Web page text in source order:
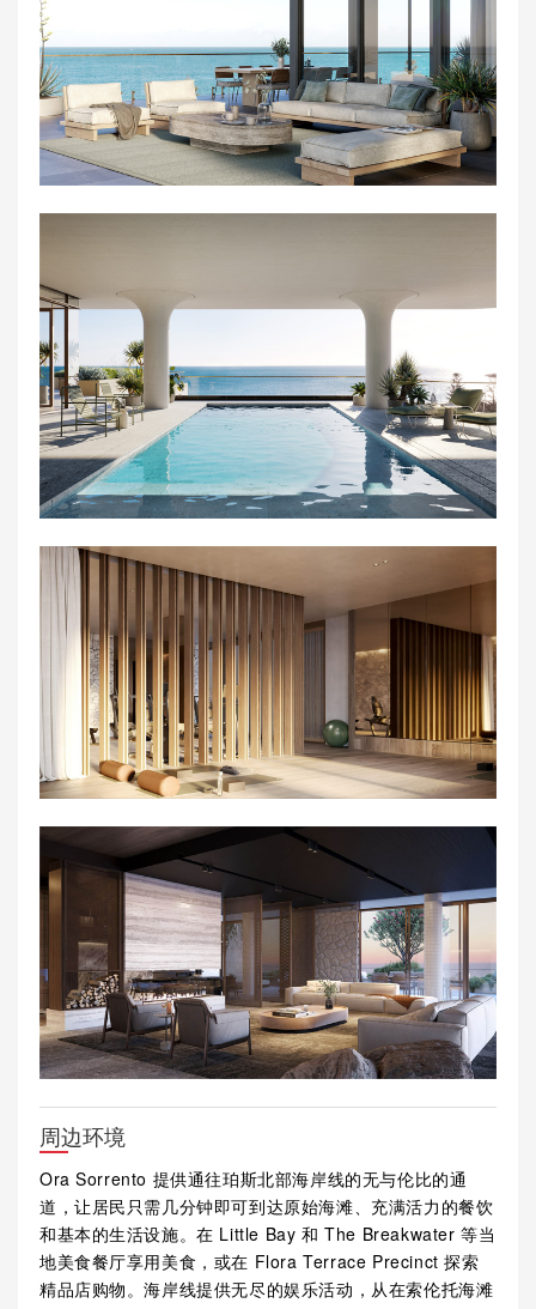
周边环境
Ora Sorrento 提供通往珀斯北部海岸线的无与伦比的通
道，让居民只需几分钟即可到达原始海滩、充满活力的餐饮
和基本的生活设施。在 Little Bay 和 The Breakwater 等当
地美食餐厅享用美食，或在 Flora Terrace Precinct 探索
精品店购物。海岸线提供无尽的娱乐活动，从在索伦托海滩